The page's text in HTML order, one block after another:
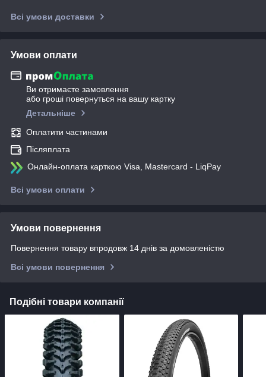
Всі умови доставки
Умови оплати
Ви отримаєте замовлення
або гроші повернуться на вашу картку
Детальніше
Оплатити частинами
Післяплата
Онлайн-оплата карткою Visa, Mastercard - LiqPay
Всі умови оплати
Умови повернення
Повернення товару впродовж 14 днів за домовленістю
Всі умови повернення
Подібні товари компанії